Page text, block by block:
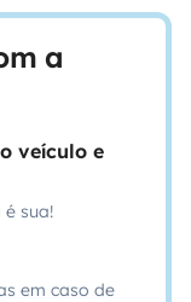
a
veículo e
sua!
em caso de